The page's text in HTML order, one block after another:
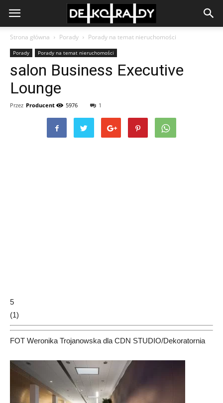
Strona główna Porady Porady na temat nieruchomości
Porady Porady na temat nieruchomości
salon Business Executive
Lounge
Przez Producent 5976 1
5
(1)
FOT Weronika Trojanowska dla CDN STUDIO/Dekoratornia